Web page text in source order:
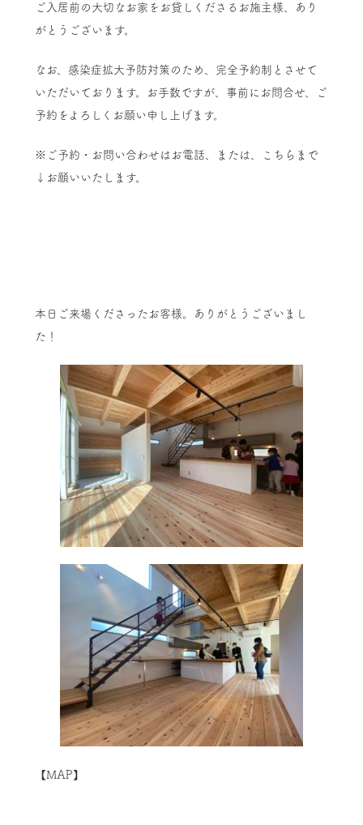
ご入居前の大切なお家をお貸しくださるお施主様、あり
がとうございます。
なお、感染症拡大予防対策のため、完全予約制とさせて
いただいております。お手数ですが、事前にお問合せ、ご
予約をよろしくお願い申し上げます。
※ご予約・お問い合わせはお電話、または、こちらまで
↓お願いいたします。
本日ご来場くださったお客様。ありがとうございまし
た！
【MAP】